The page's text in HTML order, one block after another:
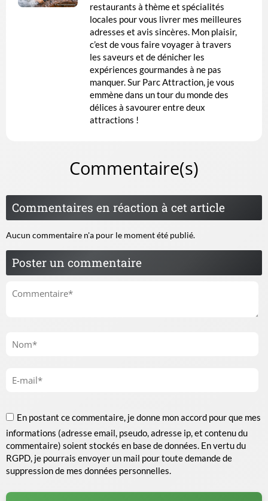
restaurants à thème et spécialités
locales pour vous livrer mes meilleures
adresses et avis sincères. Mon plaisir,
c’est de vous faire voyager à travers
les saveurs et de dénicher les
expériences gourmandes à ne pas
manquer. Sur Parc Attraction, je vous
emmène dans un tour du monde des
délices à savourer entre deux
attractions !
Commentaire(s)
Commentaires en réaction à cet article
Aucun commentaire n'a pour le moment été publié.
Poster un commentaire
En postant ce commentaire, je donne mon accord pour que mes
informations (adresse email, pseudo, adresse ip, et contenu du
commentaire) soient stockés en base de données. En vertu du
RGPD, je pourrais envoyer un mail pour toute demande de
suppression de mes données personnelles.